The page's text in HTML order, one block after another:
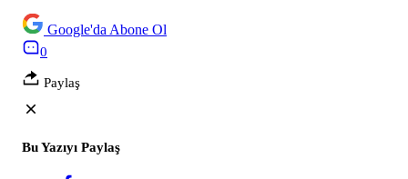
Google'da Abone Ol
0
Paylaş
Bu Yazıyı Paylaş